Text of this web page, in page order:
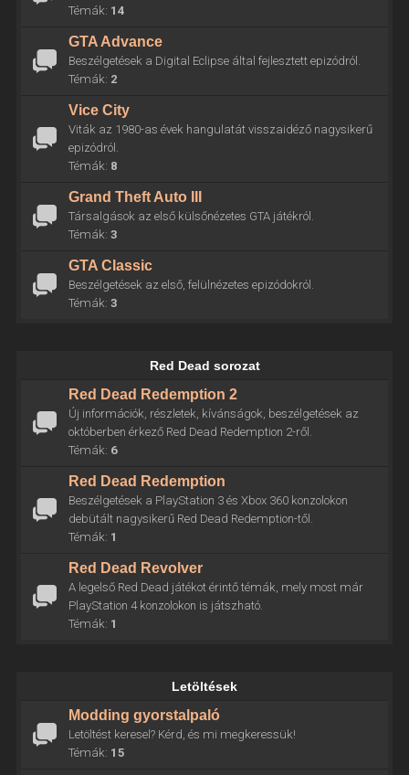
Témák: 14
GTA Advance
Beszélgetések a Digital Eclipse által fejlesztett epizódról.
Témák: 2
Vice City
Viták az 1980-as évek hangulatát visszaidéző nagysikerű
epizódról.
Témák: 8
Grand Theft Auto III
Társalgások az első külsőnézetes GTA játékról.
Témák: 3
GTA Classic
Beszélgetések az első, felülnézetes epizódokról.
Témák: 3
Red Dead sorozat
Red Dead Redemption 2
Új információk, részletek, kívánságok, beszélgetések az
októberben érkező Red Dead Redemption 2-ről.
Témák: 6
Red Dead Redemption
Beszélgetések a PlayStation 3 és Xbox 360 konzolokon
debütált nagysikerű Red Dead Redemption-től.
Témák: 1
Red Dead Revolver
A legelső Red Dead játékot érintő témák, mely most már
PlayStation 4 konzolokon is játszható.
Témák: 1
Letöltések
Modding gyorstalpaló
Letöltést keresel? Kérd, és mi megkeressük!
Témák: 15